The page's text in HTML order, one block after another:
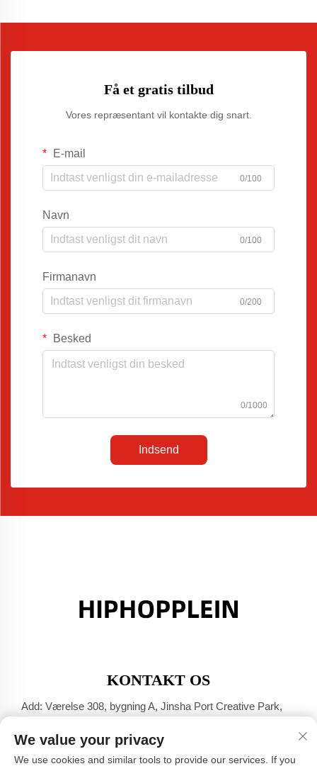
Få et gratis tilbud
Vores repræsentant vil kontakte dig snart.
E-mail
0/100
Navn
0/100
Firmanavn
0/200
Besked
0/1000
Indsend
KONTAKT OS
Add: Værelse 308, bygning A, Jinsha Port Creative Park,
Tel: +86-17304049586
E-mail:[email protected]
We value your privacy
We use cookies and similar tools to provide our services. If you